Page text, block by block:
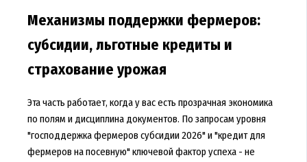
Механизмы поддержки фермеров:
субсидии, льготные кредиты и
страхование урожая
Эта часть работает, когда у вас есть прозрачная экономика
по полям и дисциплина документов. По запросам уровня
"господдержка фермеров субсидии 2026" и "кредит для
фермеров на посевную" ключевой фактор успеха - не